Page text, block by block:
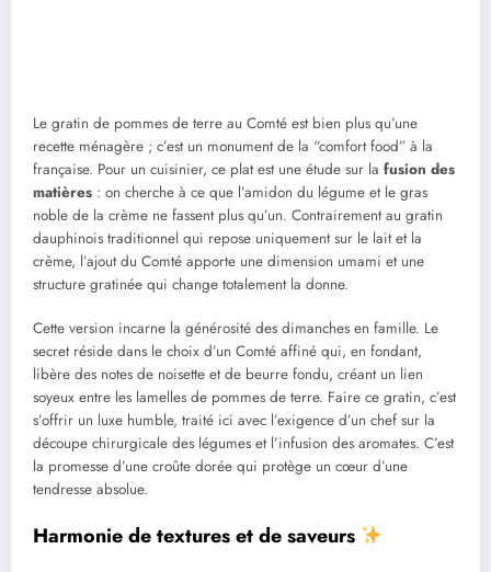
Le gratin de pommes de terre au Comté est bien plus qu’une
recette ménagère ; c’est un monument de la “comfort food” à la
française. Pour un cuisinier, ce plat est une étude sur la fusion des
matières : on cherche à ce que l’amidon du légume et le gras
noble de la crème ne fassent plus qu’un. Contrairement au gratin
dauphinois traditionnel qui repose uniquement sur le lait et la
crème, l’ajout du Comté apporte une dimension umami et une
structure gratinée qui change totalement la donne.
Cette version incarne la générosité des dimanches en famille. Le
secret réside dans le choix d’un Comté affiné qui, en fondant,
libère des notes de noisette et de beurre fondu, créant un lien
soyeux entre les lamelles de pommes de terre. Faire ce gratin, c’est
s’offrir un luxe humble, traité ici avec l’exigence d’un chef sur la
découpe chirurgicale des légumes et l’infusion des aromates. C’est
la promesse d’une croûte dorée qui protège un cœur d’une
tendresse absolue.
Harmonie de textures et de saveurs